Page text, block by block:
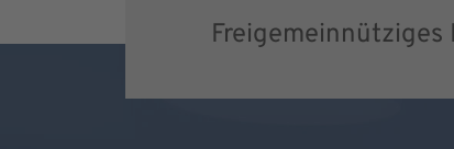
Freigemeinnütziges